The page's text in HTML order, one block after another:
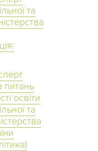
та
питань
освіти
та